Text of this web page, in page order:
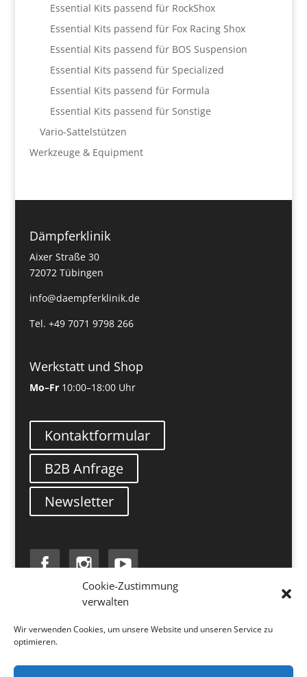
Cookie-Zustimmung
verwalten
Wir verwenden Cookies, um unsere Website und unseren Service zu
optimieren.
Essential Kits passend für RockShox
Essential Kits passend für Fox Racing Shox
Essential Kits passend für BOS Suspension
Essential Kits passend für Specialized
Essential Kits passend für Formula
Essential Kits passend für Sonstige
Vario-Sattelstützen
Werkzeuge & Equipment
Dämpferklinik
Aixer Straße 30
72072 Tübingen
info@daempferklinik.de
Tel. +49 7071 9798 266
Werkstatt und Shop
Mo–Fr10:00–18:00 Uhr
Kontaktformular
B2B Anfrage
Newsletter